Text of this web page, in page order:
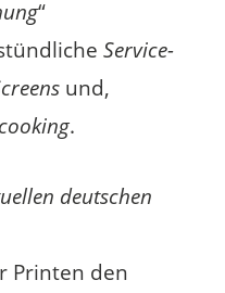
“
Service-
und,
.
deutschen
Printen den